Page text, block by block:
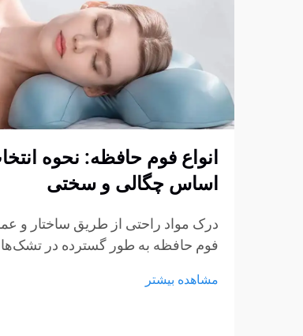
انواع فوم حافظه: نحوه
اساس چگالی و سختی
درک مواد راحتی از طریق ساختار و
فوم حافظه به طور گسترده در
می‌شود، اما هنوز بسیاری از خریداران
مشاهده بیشتر